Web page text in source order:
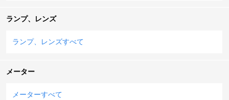
ランプ、レンズ
ランプ、レンズすべて
メーター
メーターすべて